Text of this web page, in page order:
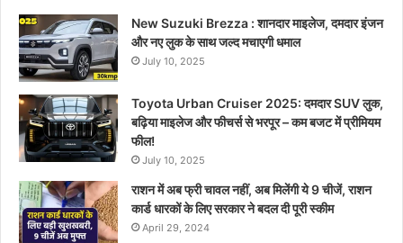
New Suzuki Brezza : शानदार माइलेज, दमदार इंजन
और नए लुक के साथ जल्द मचाएगी धमाल
July 10, 2025
Toyota Urban Cruiser 2025: दमदार SUV लुक,
बढ़िया माइलेज और फीचर्स से भरपूर – कम बजट में प्रीमियम
फील!
July 10, 2025
राशन में अब फ्री चावल नहीं, अब मिलेंगी ये 9 चीजें, राशन
कार्ड धारकों के लिए सरकार ने बदल दी पूरी स्कीम
April 29, 2024